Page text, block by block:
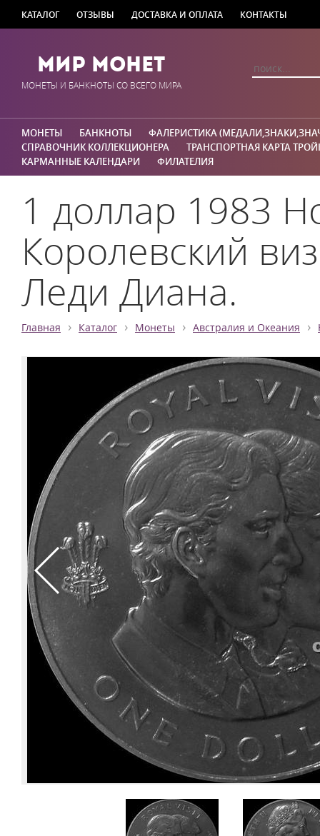
КАТАЛОГ ОТЗЫВЫ ДОСТАВКА И ОПЛАТА КОНТАКТЫ
Мир Монет
МОНЕТЫ И БАНКНОТЫ СО ВСЕГО МИРА
МОНЕТЫ БАНКНОТЫ
ФАЛЕРИСТИКА
СПРАВОЧНИК КОЛЛЕКЦИОНЕРА
ТРАНСПОРТНАЯ КАРТА
КАРМАННЫЕ КАЛЕНДАРИ
ФИЛАТЕЛИЯ
1 доллар 1983
Королевский
Леди Диана.
Главная › Каталог › Монеты › Австралия и Океания ›